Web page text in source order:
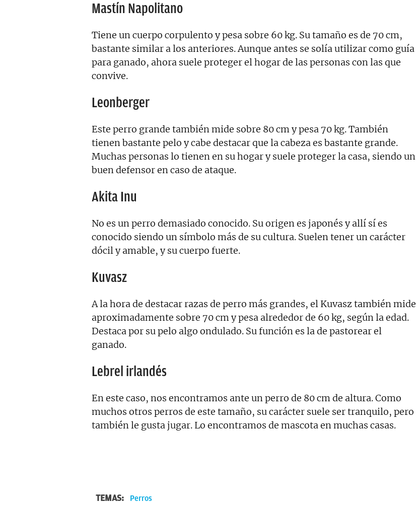
Mastín Napolitano
Tiene un cuerpo corpulento y pesa sobre 60 kg. Su tamaño es de 70 cm,
bastante similar a los anteriores. Aunque antes se solía utilizar como guía
para ganado, ahora suele proteger el hogar de las personas con las que
convive.
Leonberger
Este perro grande también mide sobre 80 cm y pesa 70 kg. También
tienen bastante pelo y cabe destacar que la cabeza es bastante grande.
Muchas personas lo tienen en su hogar y suele proteger la casa, siendo un
buen defensor en caso de ataque.
Akita Inu
No es un perro demasiado conocido. Su origen es japonés y allí sí es
conocido siendo un símbolo más de su cultura. Suelen tener un carácter
dócil y amable, y su cuerpo fuerte.
Kuvasz
A la hora de destacar razas de perro más grandes, el Kuvasz también mide
aproximadamente sobre 70 cm y pesa alrededor de 60 kg, según la edad.
Destaca por su pelo algo ondulado. Su función es la de pastorear el
ganado.
Lebrel irlandés
En este caso, nos encontramos ante un perro de 80 cm de altura. Como
muchos otros perros de este tamaño, su carácter suele ser tranquilo, pero
también le gusta jugar. Lo encontramos de mascota en muchas casas.
TEMAS: Perros